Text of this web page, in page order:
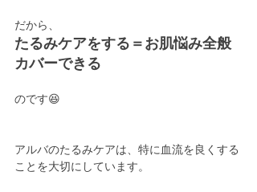
だから、
たるみケアをする＝お肌悩み全般
カバーできる
のです😆
アルバのたるみケアは、特に血流を良くする
ことを大切にしています。